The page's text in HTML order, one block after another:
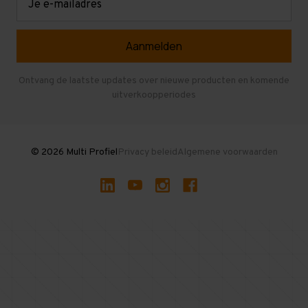
Gebruikte entresolvloeren
Ontvang de laatste updates over nieuwe producten en komende
uitverkoopperiodes
© 2026 Multi ProfielPrivacy beleidAlgemene voorwaarden